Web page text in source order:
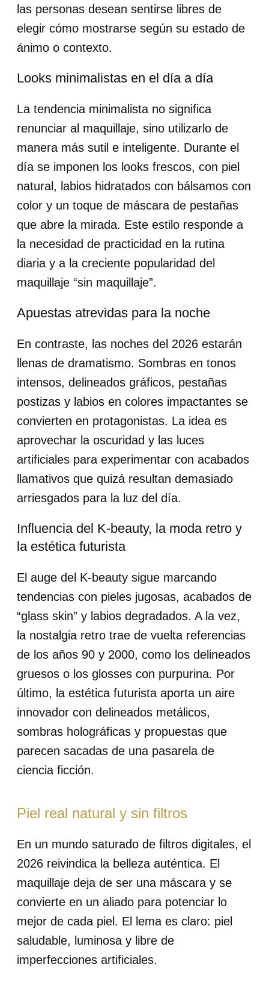
las personas desean sentirse libres de
elegir cómo mostrarse según su estado de
ánimo o contexto.
Looks minimalistas en el día a día
La tendencia minimalista no significa
renunciar al maquillaje, sino utilizarlo de
manera más sutil e inteligente. Durante el
día se imponen los looks frescos, con piel
natural, labios hidratados con bálsamos con
color y un toque de máscara de pestañas
que abre la mirada. Este estilo responde a
la necesidad de practicidad en la rutina
diaria y a la creciente popularidad del
maquillaje “sin maquillaje”.
Apuestas atrevidas para la noche
En contraste, las noches del 2026 estarán
llenas de dramatismo. Sombras en tonos
intensos, delineados gráficos, pestañas
postizas y labios en colores impactantes se
convierten en protagonistas. La idea es
aprovechar la oscuridad y las luces
artificiales para experimentar con acabados
llamativos que quizá resultan demasiado
arriesgados para la luz del día.
Influencia del K-beauty, la moda retro y
la estética futurista
El auge del K-beauty sigue marcando
tendencias con pieles jugosas, acabados de
“glass skin” y labios degradados. A la vez,
la nostalgia retro trae de vuelta referencias
de los años 90 y 2000, como los delineados
gruesos o los glosses con purpurina. Por
último, la estética futurista aporta un aire
innovador con delineados metálicos,
sombras holográficas y propuestas que
parecen sacadas de una pasarela de
ciencia ficción.
Piel real natural y sin filtros
En un mundo saturado de filtros digitales, el
2026 reivindica la belleza auténtica. El
maquillaje deja de ser una máscara y se
convierte en un aliado para potenciar lo
mejor de cada piel. El lema es claro: piel
saludable, luminosa y libre de
imperfecciones artificiales.